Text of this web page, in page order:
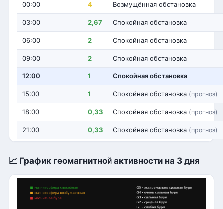
00:00 4 Возмущённая обстановка
03:00 2,67 Спокойная обстановка
06:00 2 Спокойная обстановка
09:00 2 Спокойная обстановка
12:00 1 Спокойная обстановка
15:00 1 Спокойная обстановка (прогноз)
18:00 0,33 Спокойная обстановка (прогноз)
21:00 0,33 Спокойная обстановка (прогноз)
📈 График геомагнитной активности на 3 дня